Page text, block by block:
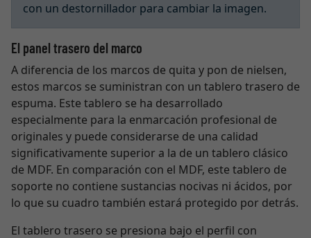
con un destornillador para cambiar la imagen.
El panel trasero del marco
A diferencia de los marcos de quita y pon de nielsen,
estos marcos se suministran con un tablero trasero de
espuma. Este tablero se ha desarrollado
especialmente para la enmarcación profesional de
originales y puede considerarse de una calidad
significativamente superior a la de un tablero clásico
de MDF. En comparación con el MDF, este tablero de
soporte no contiene sustancias nocivas ni ácidos, por
lo que su cuadro también estará protegido por detrás.
El tablero trasero se presiona bajo el perfil con